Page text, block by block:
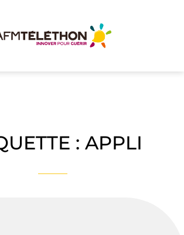
: APPLI